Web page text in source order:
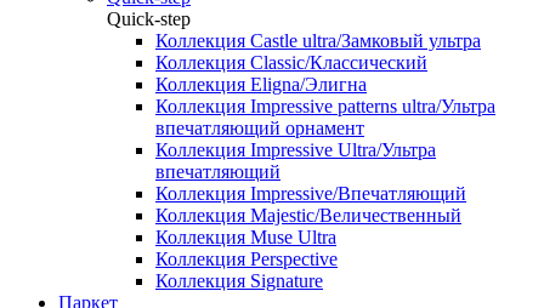
Quick-step
Коллекция Castle ultra/Замковый ультра
Коллекция Classic/Классический
Коллекция Eligna/Элигна
Коллекция Impressive patterns ultra/Ультра
впечатляющий орнамент
Коллекция Impressive Ultra/Ультра
впечатляющий
Коллекция Impressive/Впечатляющий
Коллекция Majestic/Величественный
Коллекция Muse Ultra
Коллекция Perspective
Коллекция Signature
Паркет